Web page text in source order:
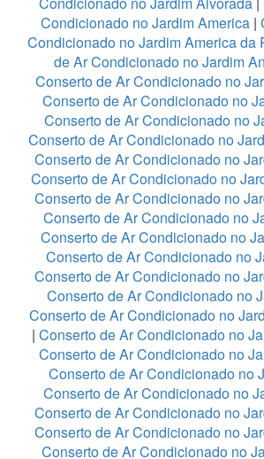
Condicionado no Jardim America |
Condicionado no Jardim America da
de Ar Condicionado no Jardim
Conserto de Ar Condicionado no
Conserto de Ar Condicionado no
Conserto de Ar Condicionado no
Conserto de Ar Condicionado no
Conserto de Ar Condicionado no
Conserto de Ar Condicionado no
Conserto de Ar Condicionado no
Conserto de Ar Condicionado no
Conserto de Ar Condicionado no
Conserto de Ar Condicionado no
Conserto de Ar Condicionado no
Conserto de Ar Condicionado no
Conserto de Ar Condicionado no
| Conserto de Ar Condicionado no
Conserto de Ar Condicionado no
Conserto de Ar Condicionado no
Conserto de Ar Condicionado no
Conserto de Ar Condicionado no
Conserto de Ar Condicionado no
Conserto de Ar Condicionado no